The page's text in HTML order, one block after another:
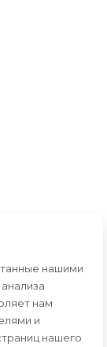
нашими
нам
и
нашего